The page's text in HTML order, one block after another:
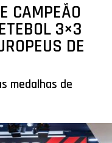
CAMPEÃO
3×3
DE
medalhas de